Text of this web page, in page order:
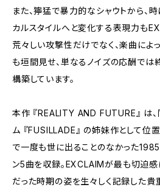
また、獰猛で暴力的なシャウトから、
カルスタイルへと変化する表現力も
荒々しい攻撃性だけでなく、楽曲によ
も垣間見せ、単なるノイズの応酬で
構築しています。
本作 『REALITY AND FUTURE』 は
ム 『FUSILLADE』 の姉妹作として位
で一度も世に出ることのなかった
ン5曲を収録。EXCLAIMが最も切迫
だった時期の姿を生々しく記録した貴